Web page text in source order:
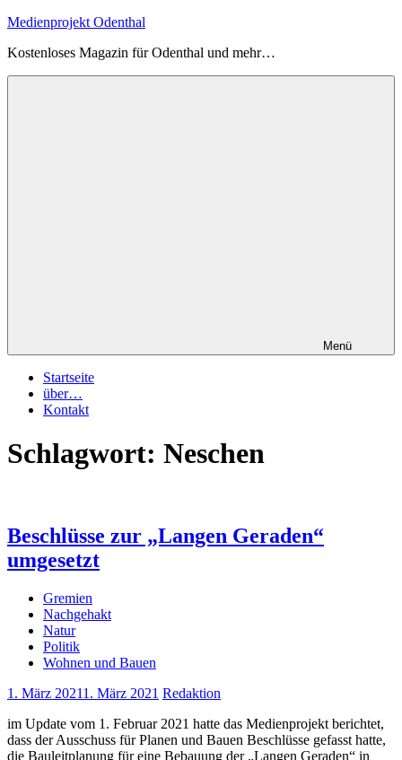
Zum
springen
Medienprojekt Odenthal
Kostenloses Magazin für Odenthal und mehr…
Menü
Startseite
über…
Kontakt
Schlagwort: Neschen
Beschlüsse zur „Langen Geraden“
umgesetzt
Gremien
Nachgehakt
Natur
Politik
Wohnen und Bauen
1. März 20211. März 2021 Redaktion
im Update vom 1. Februar 2021 hatte das Medienprojekt berichtet,
dass der Ausschuss für Planen und Bauen Beschlüsse gefasst hatte,
die Bauleitplanung für eine Bebauung der „Langen Geraden“ in